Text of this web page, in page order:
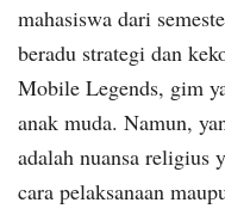
mahasiswa dari
beradu strategi dan
Mobile Legends, gim
anak muda. Namun,
adalah nuansa religius
cara pelaksanaan